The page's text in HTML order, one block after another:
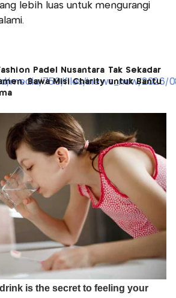
lebih luas untuk mengurangi
Padel Nusantara Tak Sekadar
Bawa Misi Charity untuk Bantu